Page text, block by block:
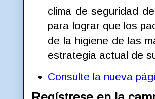
clima de seguridad
para lograr que los
de la higiene de las
estrategia actual de
Consulte la nueva